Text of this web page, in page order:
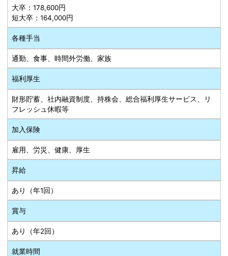
大卒：178,600円
短大卒：164,000円
各種手当
通勤、食事、時間外労働、家族
福利厚生
財形貯蓄、社内融資制度、持株会、総合福利厚生サービス、リ
フレッシュ休暇等
加入保険
雇用、労災、健康、厚生
昇給
あり（年1回）
賞与
あり（年2回）
就業時間